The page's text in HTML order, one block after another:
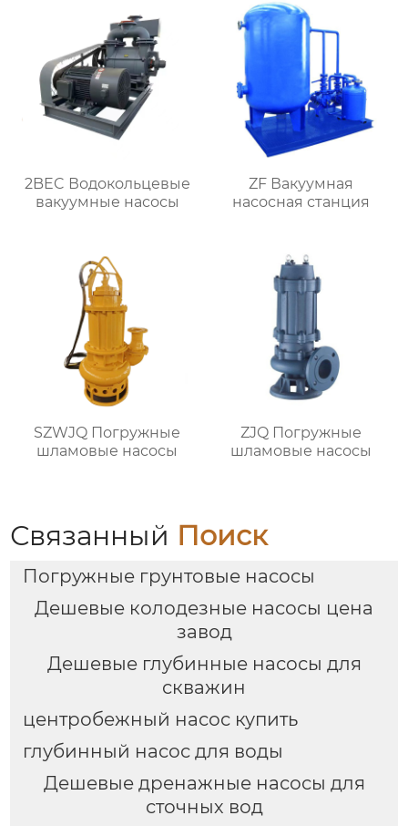
2BEC Водокольцевые
вакуумные насосы
ZF Вакуумная
насосная станция
SZWJQ Погружные
шламовые насосы
ZJQ Погружные
шламовые насосы
Связанный Поиск
Погружные грунтовые насосы
Дешевые колодезные насосы цена
завод
Дешевые глубинные насосы для
скважин
центробежный насос купить
глубинный насос для воды
Дешевые дренажные насосы для
сточных вод